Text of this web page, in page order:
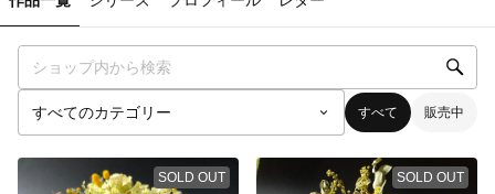
すべて 販売中
SOLD OUT SOLD OUT